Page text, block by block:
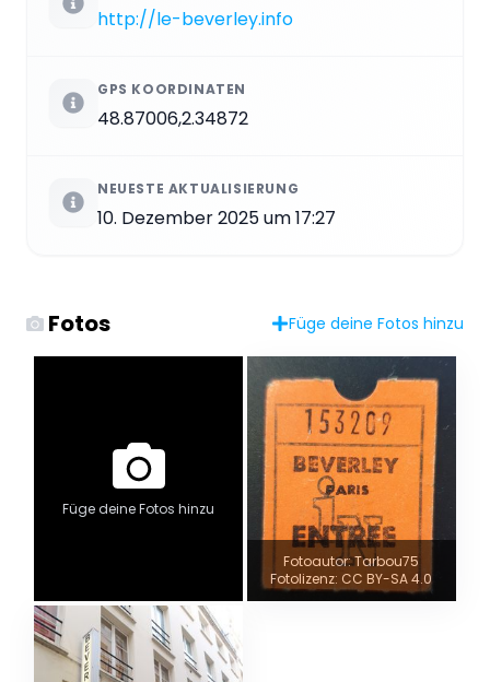
http://le-beverley.info
GPS KOORDINATEN
48.87006,2.34872
NEUESTE AKTUALISIERUNG
10. Dezember 2025 um 17:27
Fotos Füge deine Fotos hinzu
Füge deine Fotos hinzu
Fotoautor: Tarbou75
Fotolizenz: CC BY-SA 4.0